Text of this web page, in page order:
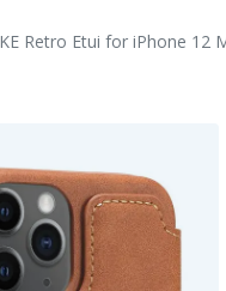
Retro Etui for iPhone 12